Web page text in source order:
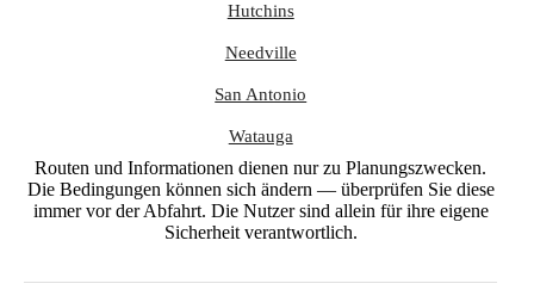
Hutchins
Needville
San Antonio
Watauga
Routen und Informationen dienen nur zu Planungszwecken.
Die Bedingungen können sich ändern — überprüfen Sie diese
immer vor der Abfahrt. Die Nutzer sind allein für ihre eigene
Sicherheit verantwortlich.